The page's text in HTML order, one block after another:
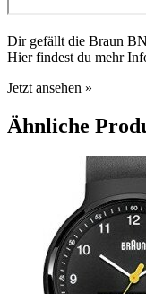
Dir gefällt die Braun
Hier findest du mehr
Jetzt ansehen »
Ähnliche